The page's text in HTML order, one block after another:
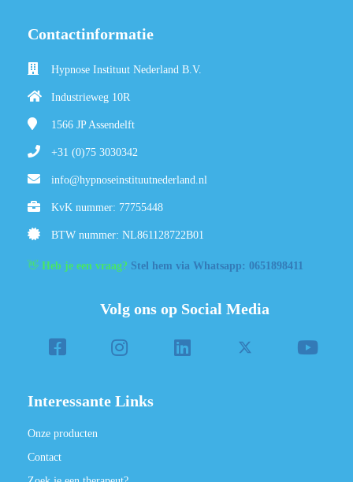
Contactinformatie
Hypnose Instituut Nederland B.V.
Industrieweg 10R
1566 JPAssendelft
+31 (0)75 3030342
info@hypnoseinstituutnederland.nl
KvK nummer: 77755448
BTW nummer: NL861128722B01
👋 Heb je een vraag? Stel hem via Whatsapp: 0651898411
Volg ons op Social Media
Interessante Links
Onze producten
Contact